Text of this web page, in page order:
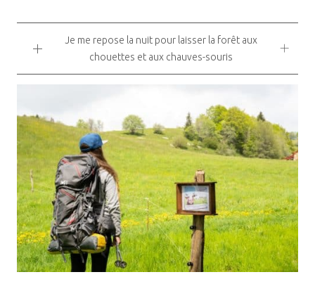
Je me repose la nuit pour laisser la forêt aux
chouettes et aux chauves-souris